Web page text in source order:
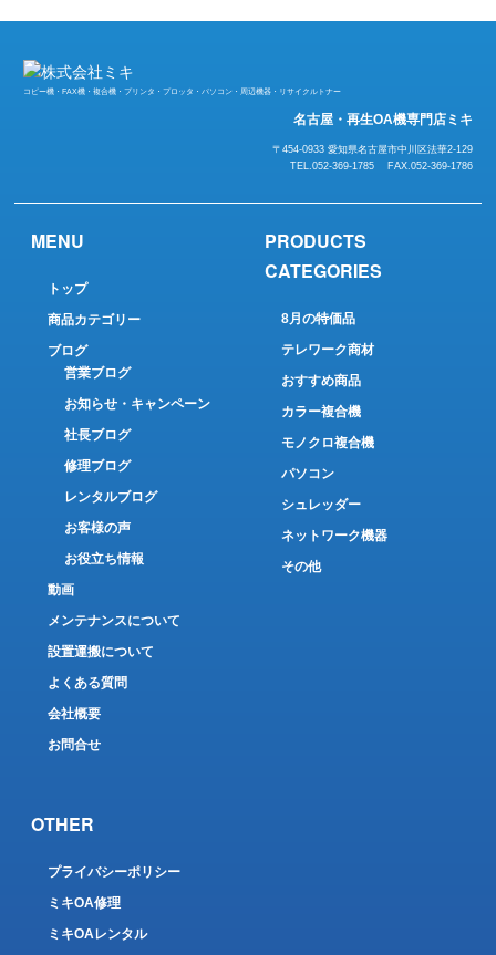
コピー機・FAX機・複合機・プリンタ・プロッタ・パソコン・周辺機器・リサイクルトナー
名古屋・再生OA機専門店ミキ
〒454-0933 愛知県名古屋市中川区法華2-129
TEL.052-369-1785 FAX.052-369-1786
MENU
トップ
商品カテゴリー
ブログ
営業ブログ
お知らせ・キャンペーン
社長ブログ
修理ブログ
レンタルブログ
お客様の声
お役立ち情報
動画
メンテナンスについて
設置運搬について
よくある質問
会社概要
お問合せ
PRODUCTS
CATEGORIES
8月の特価品
テレワーク商材
おすすめ商品
カラー複合機
モノクロ複合機
パソコン
シュレッダー
ネットワーク機器
その他
OTHER
プライバシーポリシー
ミキOA修理
ミキOAレンタル